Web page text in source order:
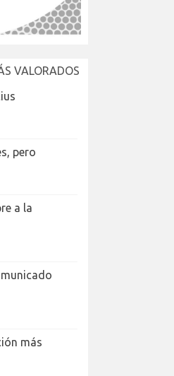
VALORADOS
pero
a la
más